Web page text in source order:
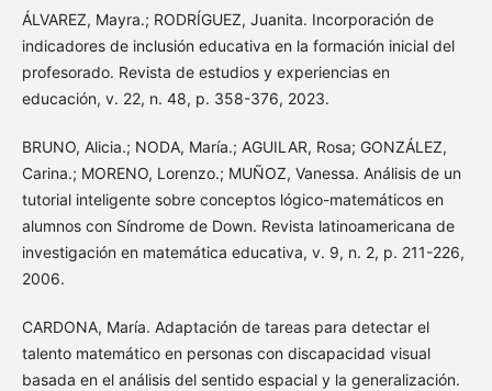
ÁLVAREZ, Mayra.; RODRÍGUEZ, Juanita. Incorporación de
indicadores de inclusión educativa en la formación inicial del
profesorado. Revista de estudios y experiencias en
educación, v. 22, n. 48, p. 358-376, 2023.
BRUNO, Alicia.; NODA, María.; AGUILAR, Rosa; GONZÁLEZ,
Carina.; MORENO, Lorenzo.; MUÑOZ, Vanessa. Análisis de un
tutorial inteligente sobre conceptos lógico-matemáticos en
alumnos con Síndrome de Down. Revista latinoamericana de
investigación en matemática educativa, v. 9, n. 2, p. 211-226,
2006.
CARDONA, María. Adaptación de tareas para detectar el
talento matemático en personas con discapacidad visual
basada en el análisis del sentido espacial y la generalización.